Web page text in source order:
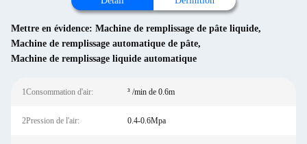
Mettre en évidence: Machine de remplissage de pâte liquide,
Machine de remplissage automatique de pâte,
Machine de remplissage liquide automatique
1Consommation d'air: ³ /min de 0.6m
2Pression de l'air: 0.4-0.6Mpa